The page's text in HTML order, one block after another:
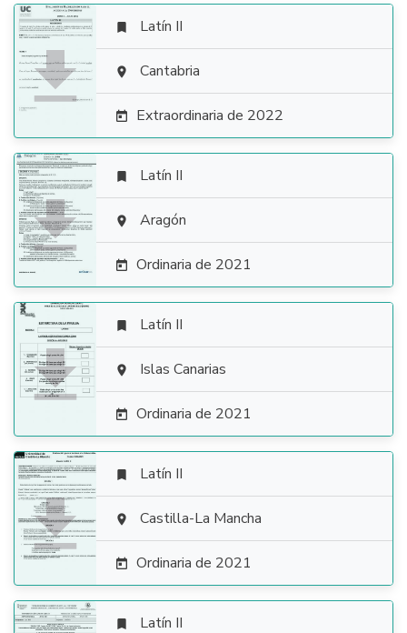

 Latín II
 Cantabria
 Extraordinaria de 2022

 Latín II
 Aragón
 Ordinaria de 2021

 Latín II
 Islas Canarias
 Ordinaria de 2021

 Latín II
 Castilla-La Mancha
 Ordinaria de 2021
 Latín II